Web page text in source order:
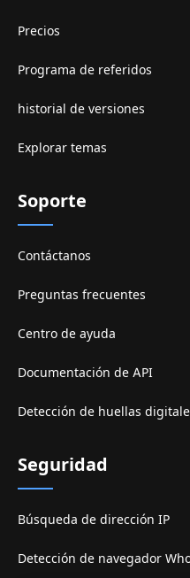
Precios
Programa de referidos
historial de versiones
Explorar temas
Soporte
Contáctanos
Preguntas frecuentes
Centro de ayuda
Documentación de API
Detección de huellas
Seguridad
Búsqueda de dirección IP
Detección de navegador